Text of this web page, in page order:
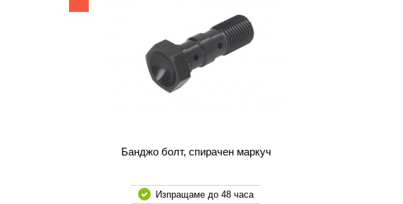
Банджо болт, спирачен маркуч
Изпращаме до 48 часа